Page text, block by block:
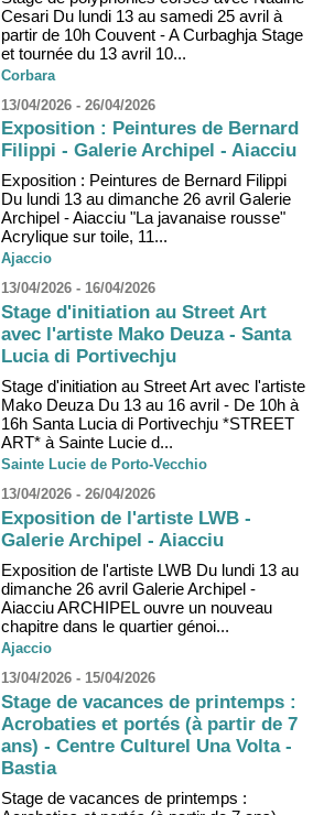
Cesari Du lundi 13 au samedi 25 avril à
partir de 10h Couvent - A Curbaghja Stage
et tournée du 13 avril 10...
Corbara
13/04/2026 - 26/04/2026
Exposition : Peintures de Bernard
Filippi - Galerie Archipel - Aiacciu
Exposition : Peintures de Bernard Filippi
Du lundi 13 au dimanche 26 avril Galerie
Archipel - Aiacciu "La javanaise rousse"
Acrylique sur toile, 11...
Ajaccio
13/04/2026 - 16/04/2026
Stage d'initiation au Street Art
avec l'artiste Mako Deuza - Santa
Lucia di Portivechju
Stage d'initiation au Street Art avec l'artiste
Mako Deuza Du 13 au 16 avril - De 10h à
16h Santa Lucia di Portivechju *STREET
ART* à Sainte Lucie d...
Sainte Lucie de Porto-Vecchio
13/04/2026 - 26/04/2026
Exposition de l'artiste LWB -
Galerie Archipel - Aiacciu
Exposition de l'artiste LWB Du lundi 13 au
dimanche 26 avril Galerie Archipel -
Aiacciu ARCHIPEL ouvre un nouveau
chapitre dans le quartier génoi...
Ajaccio
13/04/2026 - 15/04/2026
Stage de vacances de printemps :
Acrobaties et portés (à partir de 7
ans) - Centre Culturel Una Volta -
Bastia
Stage de vacances de printemps :